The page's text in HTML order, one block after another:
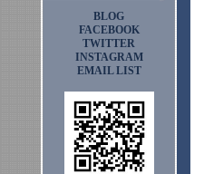
BLOG
FACEBOOK
TWITTER
INSTAGRAM
EMAIL LIST